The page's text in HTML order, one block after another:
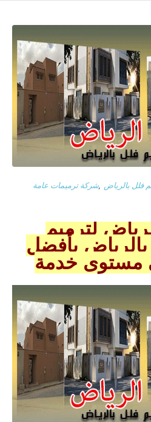
فلل بالرياض ,شركة ترميمات عامة
لترميم
بالرياض بأفضل
مستوى خدمة